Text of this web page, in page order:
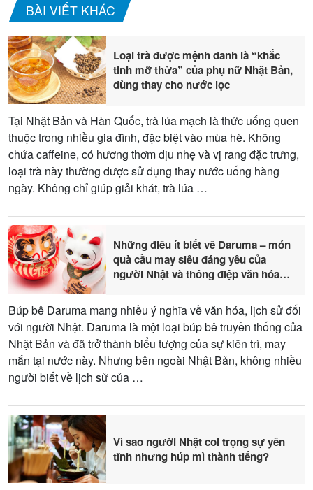
BÀI VIẾT KHÁC
Loại trà được mệnh danh là “khắc
tinh mỡ thừa” của phụ nữ Nhật Bản,
dùng thay cho nước lọc
Tại Nhật Bản và Hàn Quốc, trà lúa mạch là thức uống quen
thuộc trong nhiều gia đình, đặc biệt vào mùa hè. Không
chứa caffeine, có hương thơm dịu nhẹ và vị rang đặc trưng,
loại trà này thường được sử dụng thay nước uống hàng
ngày. Không chỉ giúp giải khát, trà lúa …
Những điều ít biết về Daruma – món
quà cầu may siêu đáng yêu của
người Nhật và thông điệp văn hóa
Búp bê Daruma mang nhiều ý nghĩa về văn hóa, lịch sử đối
với người Nhật. Daruma là một loại búp bê truyền thống của
Nhật Bản và đã trở thành biểu tượng của sự kiên trì, may
mắn tại nước này. Nhưng bên ngoài Nhật Bản, không nhiều
người biết về lịch sử của …
Vì sao người Nhật coi trọng sự yên
tĩnh nhưng húp mì thành tiếng?